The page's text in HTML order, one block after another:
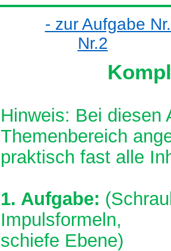
- zur Aufgabe
Nr.2
Hinweis: Bei diesen
Themenbereich
praktisch fast alle
1. Aufgabe:
Impulsformeln,
schiefe Ebene)